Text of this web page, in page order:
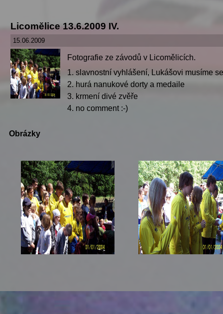
Licomělice 13.6.2009 IV.
15.06.2009
Fotografie ze závodů v Licomělicích.
1. slavnostní vyhlášení, Lukášovi musíme
2. hurá nanukové dorty a medaile
3. krmení divé zvěře
4. no comment :-)
Obrázky